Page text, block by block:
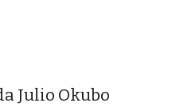
Julio Okubo